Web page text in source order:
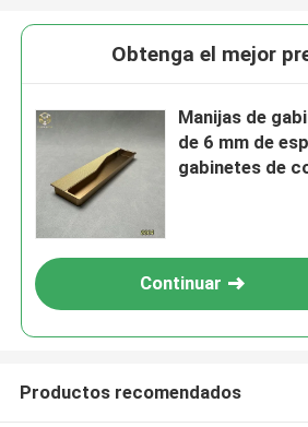
Obtenga el mejor
Manijas de
de 6 mm de
gabinetes de
Continuar
Productos recomendados